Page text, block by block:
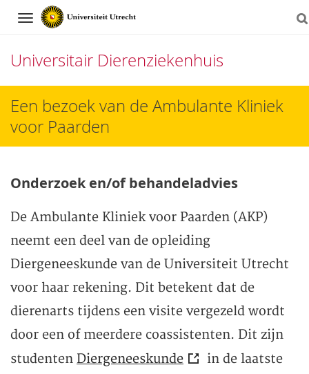
Navigation
Universitair Dierenziekenhuis
Direct
naar
het
Een bezoek van de Ambulante Kliniek
voor Paarden
Onderzoek en/of behandeladvies
De Ambulante Kliniek voor Paarden (AKP)
neemt een deel van de opleiding
Diergeneeskunde van de Universiteit Utrecht
voor haar rekening. Dit betekent dat de
dierenarts tijdens een visite vergezeld wordt
door een of meerdere coassistenten. Dit zijn
studenten Diergeneeskunde
in de laatste